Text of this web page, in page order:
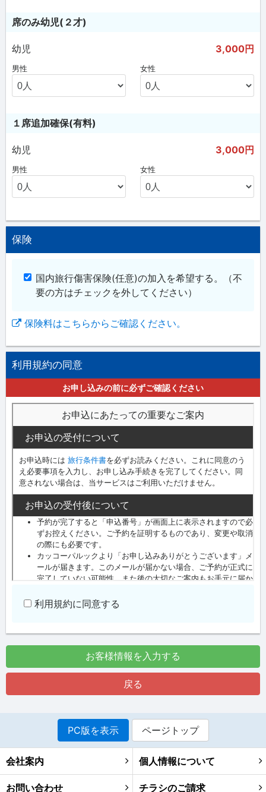
席のみ幼児(２才)
幼児 3,000円
男性 女性
１席追加確保(有料)
幼児 3,000円
男性 女性
保険
国内旅行傷害保険(任意)の加入を希望する。
（不
要の方はチェックを外してください）
保険料はこちらからご確認ください。
利用規約の同意
お申し込みの前に必ずご確認ください
利用規約に同意する
お客様情報を入力する
戻る
PC版を表示 ページトップ
会社案内 個人情報について
お問い合わせ チラシのご請求